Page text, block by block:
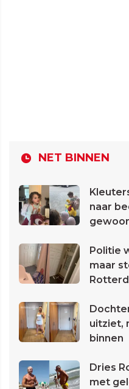
NET BINNEN
naar
Politie
maar
uitziet,
binnen
Dries
met